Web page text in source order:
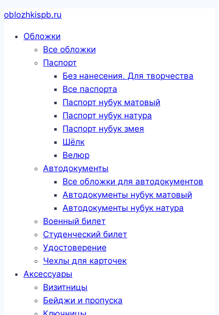
Перейти
содержанию
oblozhkispb.ru
Обложки
Все обложки
Паспорт
Без нанесения. Для творчества
Все паспорта
Паспорт нубук матовый
Паспорт нубук натура
Паспорт нубук змея
Шёлк
Велюр
Автодокументы
Все обложки для автодокументов
Автодокументы нубук матовый
Автодокументы нубук натура
Военный билет
Студенческий билет
Удостоверение
Чехлы для карточек
Аксессуары
Визитницы
Бейджи и пропуска